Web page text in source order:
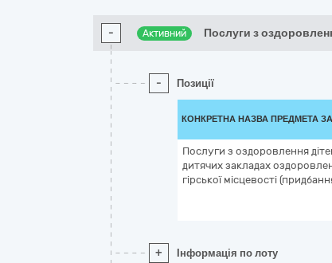
- Активний Послуги з
- Позиції
КОНКРЕТНА НАЗВА ПРЕДМЕТА
Послуги з оздоровлення
дитячих закладах
гірської місцевості
+ Інформація по лоту